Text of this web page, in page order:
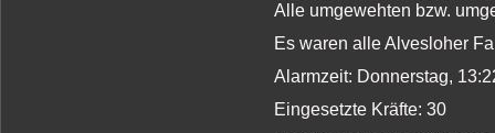
Alle umgewehten bzw.
Es waren alle Alvesloher
Alarmzeit: Donnerstag,
Eingesetzte Kräfte: 30